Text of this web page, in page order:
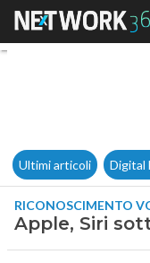
Ultimi articoli Digital
RICONOSCIMENTO
Apple, Siri